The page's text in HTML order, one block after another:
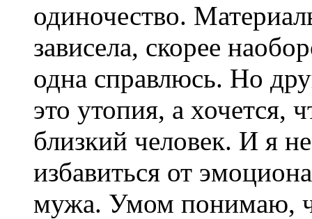
одиночество.
зависела, скорее
одна справлюсь. Но
это утопия, а хочется,
близкий человек. И я
избавиться от
мужа. Умом понимаю,